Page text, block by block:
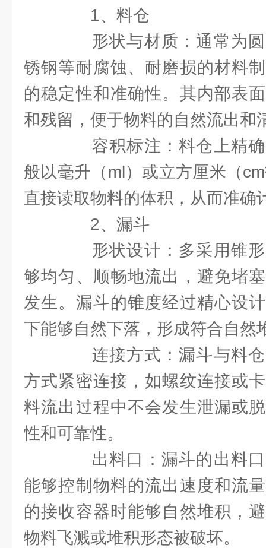
1、料仓
形状与材质：通常为圆
锈钢等耐腐蚀、耐磨损的材料
的稳定性和准确性。其内部表
和残留，便于物料的自然流出和
容积标注：料仓上精确
般以毫升（ml）或立方厘米（
直接读取物料的体积，从而准确
2、漏斗
形状设计：多采用锥形
够均匀、顺畅地流出，避免堵
发生。漏斗的锥度经过精心设
下能够自然下落，形成符合自然
连接方式：漏斗与料仓
方式紧密连接，如螺纹连接或
料流出过程中不会发生泄漏或
性和可靠性。
出料口：漏斗的出料口
能够控制物料的流出速度和流
的接收容器时能够自然堆积，
物料飞溅或堆积形态被破坏。